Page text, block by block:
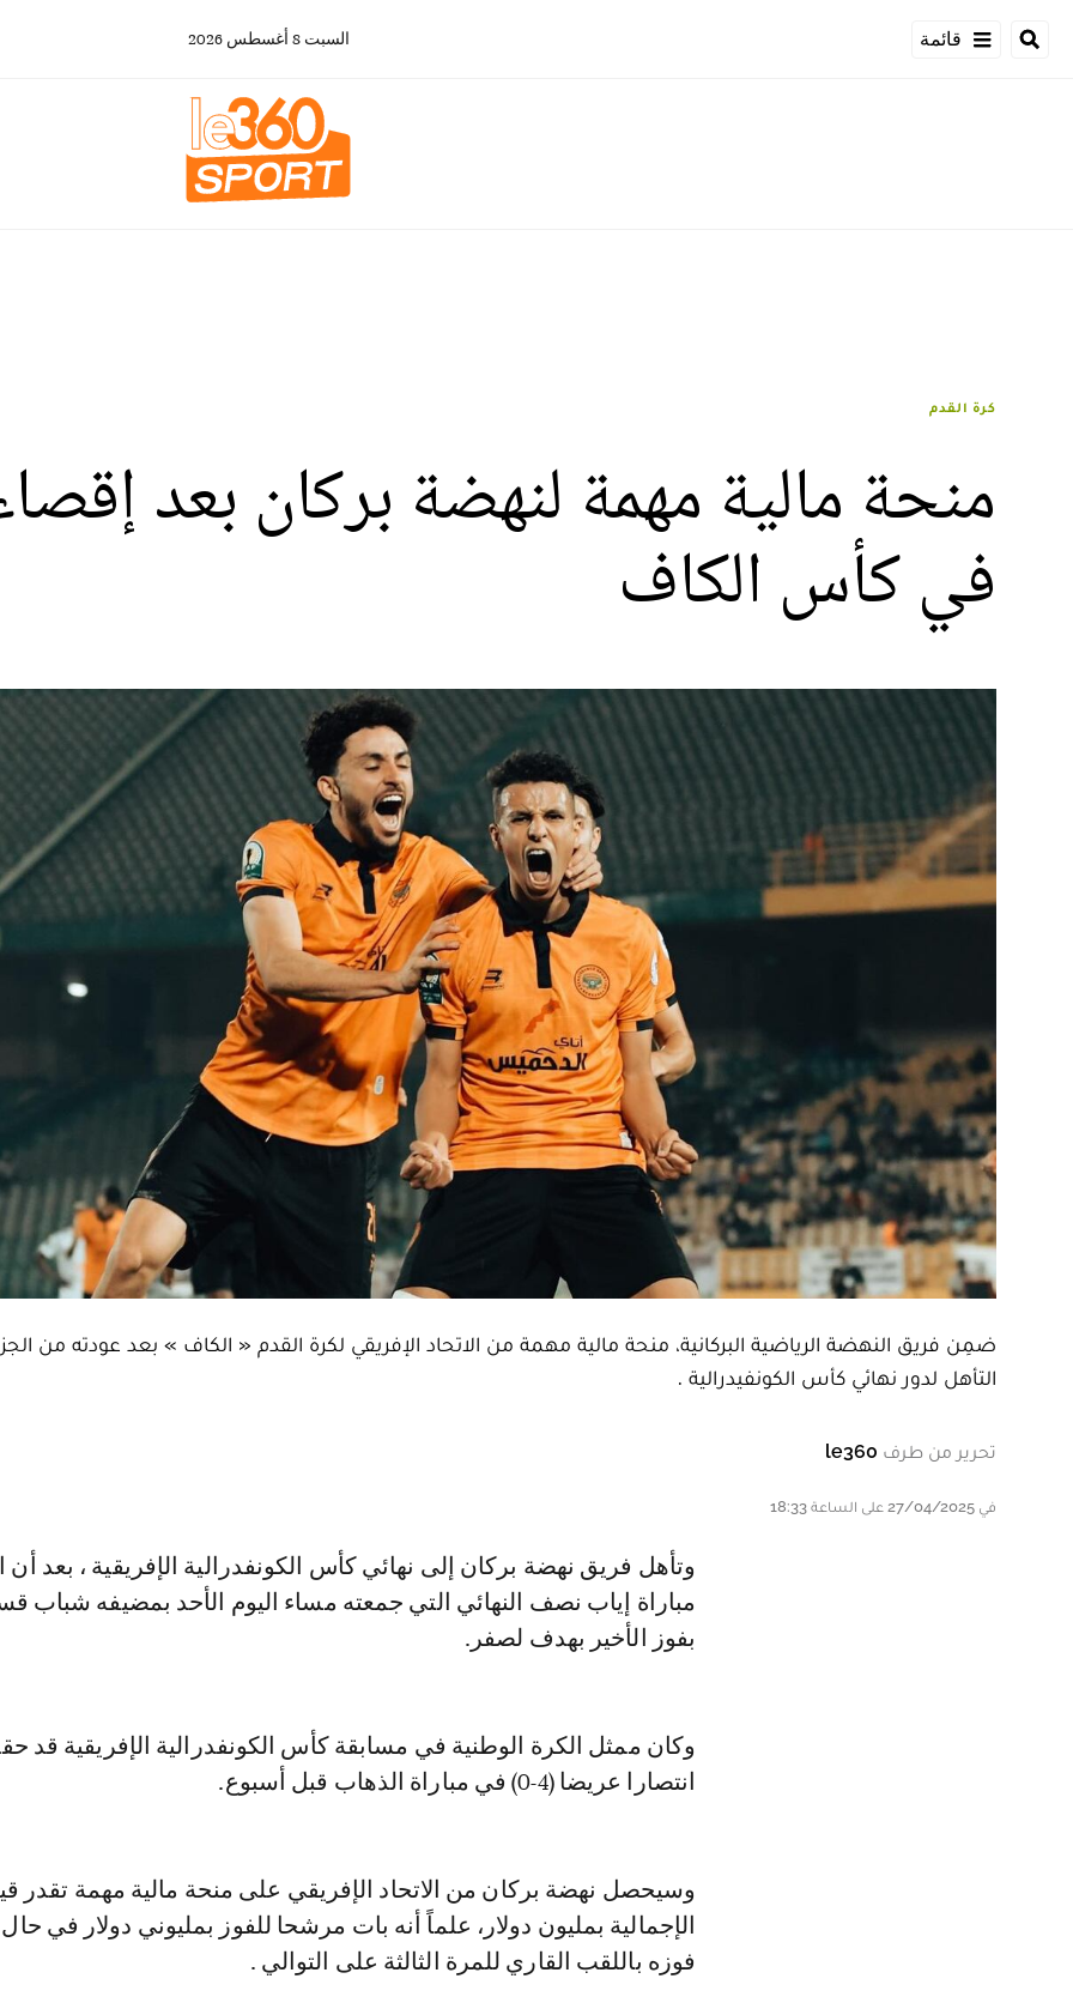
قائمة السبت 8 أغسطس 2026
كرة القدم
منحة مالية مهمة لنهضة بركان بعد
في كأس الكاف
ضمِن فريق النهضة الرياضية البركانية، منحة مالية مهمة من الاتحاد الإفريقي لكرة القدم « الكاف » بعد عودته من
التأهل لدور نهائي كأس الكونفيدرالية .
تحرير من طرف le360
في 27/04/2025 على الساعة 18:33
وتأهل فريق نهضة بركان إلى نهائي كأس الكونفدرالية الإفريقية ، بعد أن انتهت
مباراة إياب نصف النهائي التي جمعته مساء اليوم الأحد بمضيفه شباب
بفوز الأخير بهدف لصفر.
وكان ممثل الكرة الوطنية في مسابقة كأس الكونفدرالية الإفريقية قد
انتصارا عريضا (4-0) في مباراة الذهاب قبل أسبوع.
وسيحصل نهضة بركان من الاتحاد الإفريقي على منحة مالية مهمة تقدر
الإجمالية بمليون دولار، علماً أنه بات مرشحا للفوز بمليوني دولار في
فوزه باللقب القاري للمرة الثالثة على التوالي .